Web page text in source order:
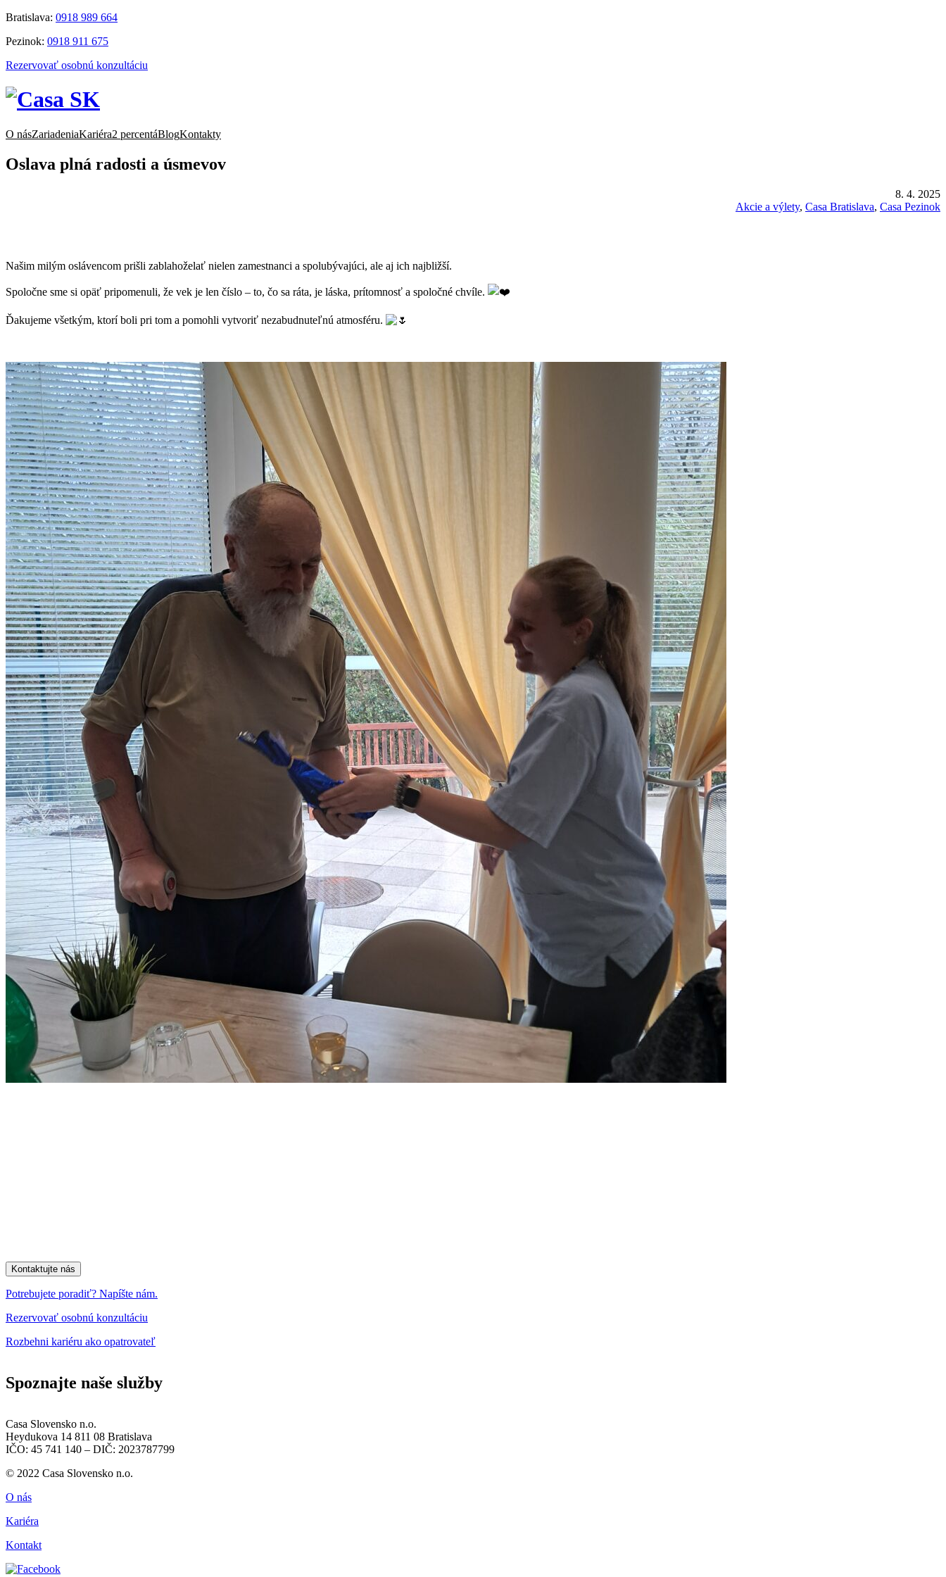
Prejsť
obsah
Bratislava: 0918 989 664
Pezinok: 0918 911 675
Rezervovať osobnú konzultáciu
O násZariadeniaKariéra2 percentáBlogKontakty
Oslava plná radosti a úsmevov
8. 4. 2025
Akcie a výlety, Casa Bratislava, Casa Pezinok
Našim milým oslávencom prišli zablahoželať nielen zamestnanci a spolubývajúci, ale aj ich najbližší.
Spoločne sme si opäť pripomenuli, že vek je len číslo – to, čo sa ráta, je láska, prítomnosť a spoločné chvíle.
Ďakujeme všetkým, ktorí boli pri tom a pomohli vytvoriť nezabudnuteľnú atmosféru.
Kontaktujte nás
Potrebujete poradiť? Napíšte nám.
Rezervovať osobnú konzultáciu
Rozbehni kariéru ako opatrovateľ
Spoznajte naše služby
Casa Slovensko n.o.
Heydukova 14 811 08 Bratislava
IČO: 45 741 140 – DIČ: 2023787799
© 2022 Casa Slovensko n.o.
O nás
Kariéra
Kontakt